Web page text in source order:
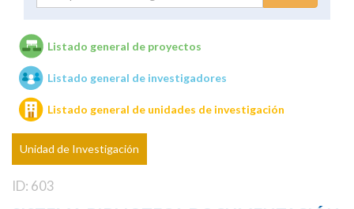
Unidades de investigación
Listado general de proyectos
Listado general de investigadores
Listado general de unidades de investigación
Unidad de Investigación
ID: 603